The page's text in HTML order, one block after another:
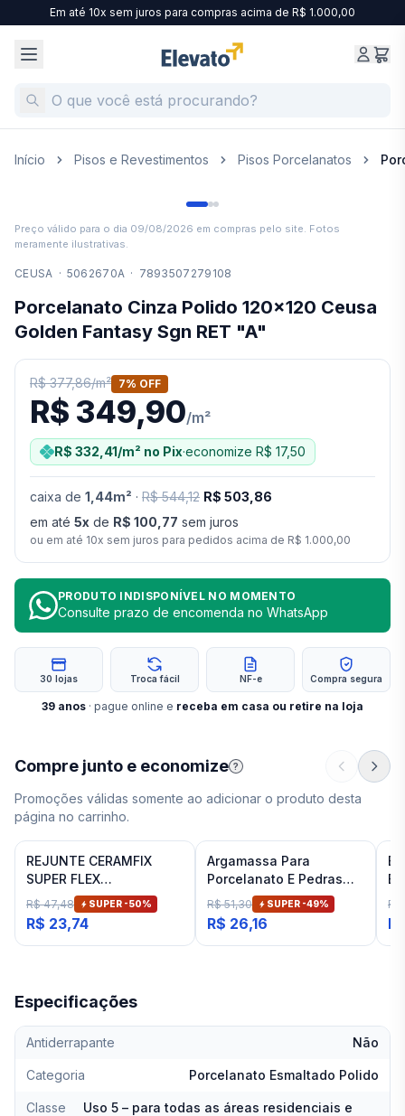
Em até 10x sem juros para compras acima de R$ 1.000,00
Início Pisos e Revestimentos Pisos Porcelanatos
Preço válido para o dia 09/08/2026 em compras pelo site. Fotos
meramente ilustrativas.
Compre junto e economize ?
Promoções válidas somente ao adicionar o produto desta
página no carrinho.
REJUNTE CERAMFIX
SUPER FLEX
PORCELANTOS/PEDRAS
2 KG PLATINA
R$ 47,48 SUPER -50%
R$ 23,74
Argamassa Para
Porcelanato E Pedras
Naturais Cinza Interno
Inovatte 20 Kg
R$ 51,30 SUPER -49%
R$ 26,16
Fit
Especificações
Antiderrapante Não
Categoria Porcelanato Esmaltado Polido
Classe
Uso 5 – para todas as áreas residenciais e
CEUSA · 5062670A · 7893507279108
Porcelanato Cinza Polido 120x120 Ceusa
Golden Fantasy Sgn RET "A"
R$ 377,86/m² 7% OFF
R$ 349,90/m²
R$ 332,41/m² no Pix·economize R$ 17,50
caixa de 1,44m² · R$ 544,12 R$ 503,86
em até 5x de R$ 100,77 sem juros
ou em até 10x sem juros para pedidos acima de R$ 1.000,00
PRODUTO INDISPONÍVEL NO MOMENTO
Consulte prazo de encomenda no WhatsApp
30 lojas Troca fácil NF-e Compra segura
39 anos · pague online e receba em casa ou retire na loja